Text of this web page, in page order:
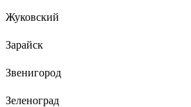
Жуковский
Зарайск
Звенигород
Зеленоград